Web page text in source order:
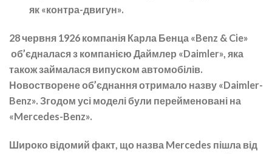
як «контра-двигун».
28 червня 1926 компанія Карла Бенца «Benz & Cie»
об’єдналася з компанією Даймлер «Daimler», яка
також займалася випуском автомобілів.
Новостворене об’єднання отримало назву «Daimler-
Benz». Згодом усі моделі були перейменовані на
«Mercedes-Benz».
Широко відомий факт, що назва Mercedes пішла від